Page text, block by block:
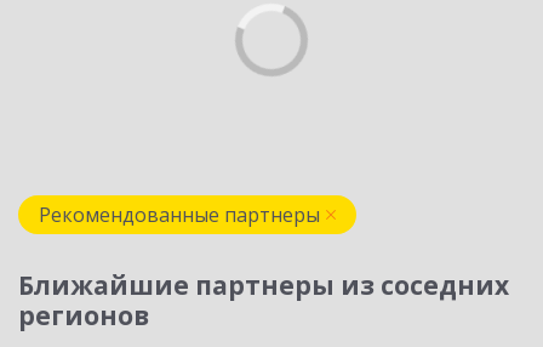
Рекомендованные партнеры
Ближайшие партнеры из соседних
регионов